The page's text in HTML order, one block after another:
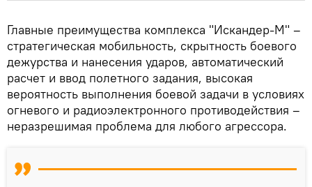
Главные преимущества комплекса "Искандер-М" –
стратегическая мобильность, скрытность боевого
дежурства и нанесения ударов, автоматический
расчет и ввод полетного задания, высокая
вероятность выполнения боевой задачи в условиях
огневого и радиоэлектронного противодействия –
неразрешимая проблема для любого агрессора.